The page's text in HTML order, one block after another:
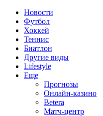
Новости
Футбол
Хоккей
Теннис
Биатлон
Другие виды
Lifestyle
Еще
Прогнозы
Онлайн-казино
Betera
Матч-центр